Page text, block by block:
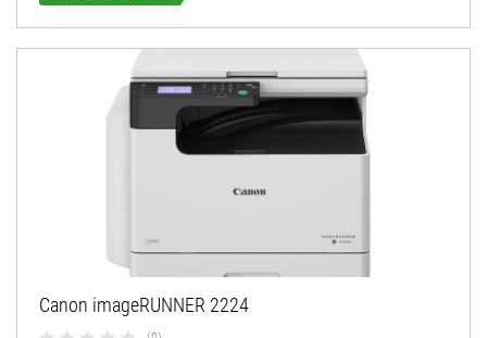
Canon imageRUNNER 2224